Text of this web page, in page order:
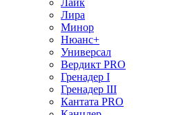
Лайк
Лира
Минор
Нюанс+
Универсал
Вердикт PRO
Гренадер I
Гренадер III
Кантата PRO